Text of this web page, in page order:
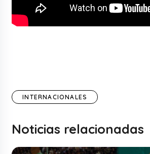
INTERNACIONALES
Noticias relacionadas